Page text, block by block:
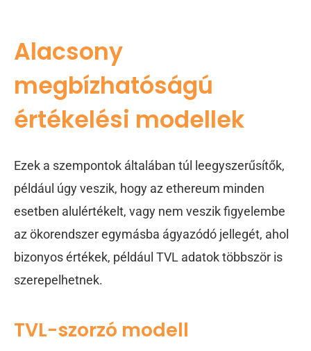
Alacsony
megbízhatóságú
értékelési modellek
Ezek a szempontok általában túl leegyszerűsítők,
például úgy veszik, hogy az ethereum minden
esetben alulértékelt, vagy nem veszik figyelembe
az ökorendszer egymásba ágyazódó jellegét, ahol
bizonyos értékek, például TVL adatok többször is
szerepelhetnek.
TVL-szorzó modell